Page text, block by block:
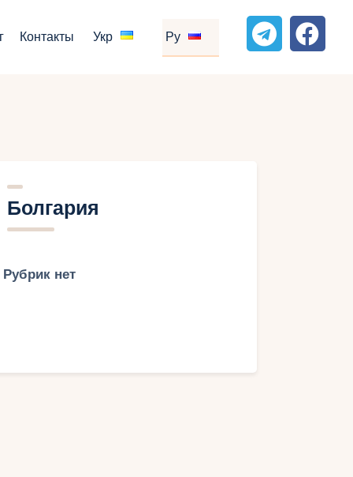
Контакты Укр Ру
Болгария
Рубрик нет